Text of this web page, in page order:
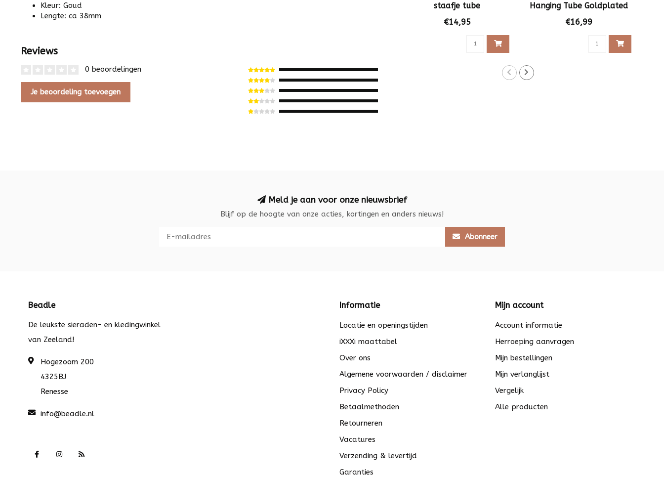
Kleur: Goud
Lengte: ca 38mm
Reviews
0 beoordelingen
Je beoordeling toevoegen
staafje tube
€14,95
Hanging Tube Goldplated
€16,99
Meld je aan voor onze nieuwsbrief
Blijf op de hoogte van onze acties, kortingen en anders nieuws!
Abonneer
Beadle
De leukste sieraden- en kledingwinkel
van Zeeland!
Hogezoom 200
4325BJ
Renesse
info@beadle.nl
Informatie
Locatie en openingstijden
iXXXi maattabel
Over ons
Algemene voorwaarden / disclaimer
Privacy Policy
Betaalmethoden
Retourneren
Vacatures
Verzending & levertijd
Garanties
Mijn account
Account informatie
Herroeping aanvragen
Mijn bestellingen
Mijn verlanglijst
Vergelijk
Alle producten